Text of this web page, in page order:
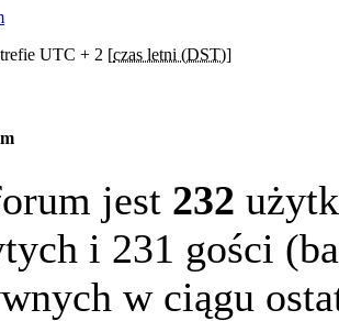
UTC + 2 [czas letni (DST)]
jest 232
i 231 gości
w ciągu